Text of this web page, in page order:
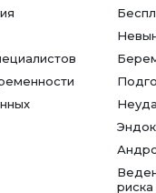
риска